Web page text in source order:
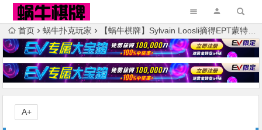
首页 蜗牛扑克玩家 【蜗牛棋牌】Sylvain Loosli摘得EPT蒙特卡洛€10,300豪客赛桂冠
A+